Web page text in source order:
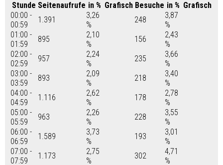
Stunde Seitenaufrufe in % Grafisch Besuche in % Grafisch
00:00 -
00:59
1.391
3,26
%
248
3,87
%
01:00 -
01:59
895
2,10
%
156
2,43
%
02:00 -
02:59
957
2,24
%
235
3,66
%
03:00 -
03:59
893
2,09
%
218
3,40
%
04:00 -
04:59
1.116
2,62
%
178
2,78
%
05:00 -
05:59
963
2,26
%
228
3,55
%
06:00 -
06:59
1.589
3,73
%
193
3,01
%
07:00 -
07:59
1.173
2,75
%
302
4,71
%